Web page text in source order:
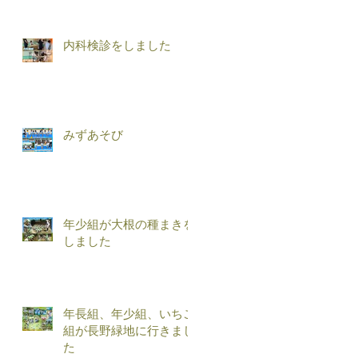
内科検診をしました
みずあそび
年少組が大根の種まきを
しました
年長組、年少組、いちご
組が長野緑地に行きまし
た